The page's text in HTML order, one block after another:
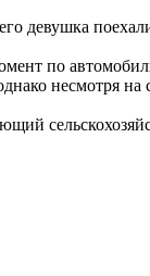
по
несмотря на